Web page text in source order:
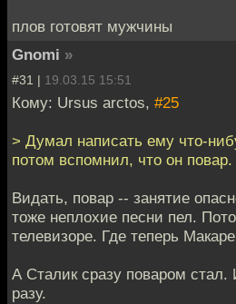
плов готовят мужчины
Gnomi »
#31 | 19.03.15 15:51
Кому: Ursus arctos, #25
> Думал написать ему что-
потом вспомнил, что он
Видать, повар -- занятие
тоже неплохие песни пел.
телевизоре. Где теперь
А Сталик сразу поваром
разу.